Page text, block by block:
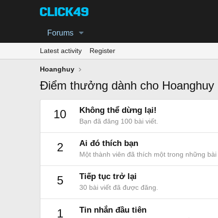
Forums
Latest activity Register
Hoanghuy
Điểm thưởng dành cho Hoanghuy
10 Không thể dừng lại!
Bạn đã đăng 100 bài viết.
2 Ai đó thích bạn
Một thành viên đã thích một trong những
5 Tiếp tục trở lại
30 bài viết đã được đăng.
1 Tin nhắn đầu tiên